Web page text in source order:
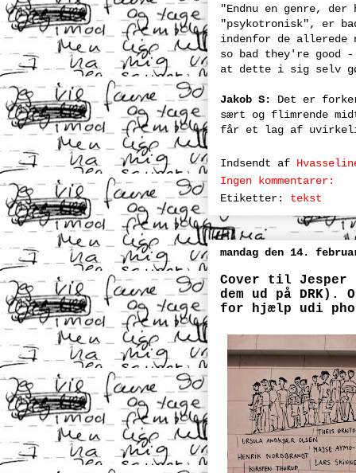
"Endnu en genre,
"psykotronisk", er
indenfor de allerede
so bad they're
at dette i sig selv
Jakob S:
Det er
sært og flimrende
får et lag af
Indsendt af
Ingen kommentarer:
Etiketter: tekst
mandag den 14.
Cover til
dem ud på
for hjælp udi